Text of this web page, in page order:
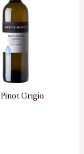
Grigio